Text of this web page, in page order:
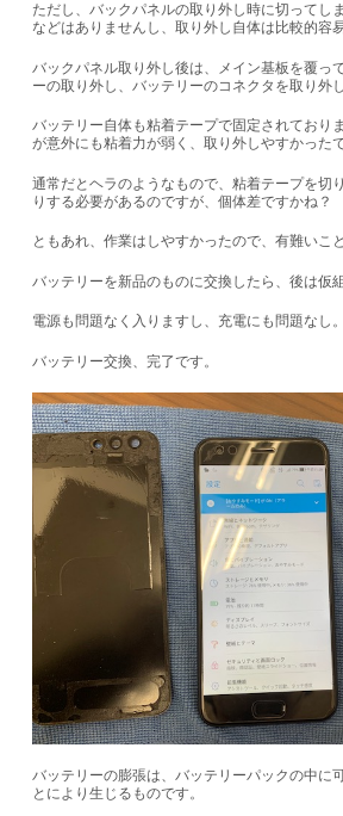
ただし、バックパネルの取り外し時に切ってし
などはありませんし、取り外し自体は比較的容
バックパネル取り外し後は、メイン基板を覆っ
ーの取り外し、バッテリーのコネクタを取り外し
バッテリー自体も粘着テープで固定されており
が意外にも粘着力が弱く、取り外しやすかったで
通常だとヘラのようなもので、粘着テープを切
りする必要があるのですが、個体差ですかね？
ともあれ、作業はしやすかったので、有難いこと
バッテリーを新品のものに交換したら、後は仮
電源も問題なく入りますし、充電にも問題なし。
バッテリー交換、完了です。
バッテリーの膨張は、バッテリーパックの中に
とにより生じるものです。